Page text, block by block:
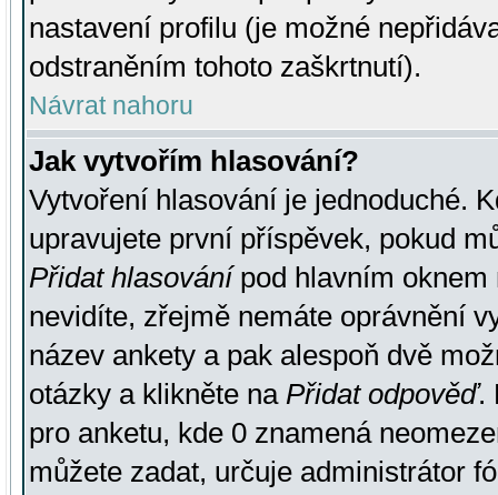
nastavení profilu (je možné
odstraněním tohoto zaškrtnutí).
Návrat nahoru
Jak vytvořím hlasování?
Vytvoření hlasování je jednoduché.
upravujete první příspěvek, pokud
Přidat hlasovánípod hlavním oknem
nevidíte, zřejmě nemáte oprávnění
název ankety a pak alespoň dvě
otázky a klikněte na Přidat odpověď.
pro anketu, kde 0 znamená
můžete zadat, určuje administrátor